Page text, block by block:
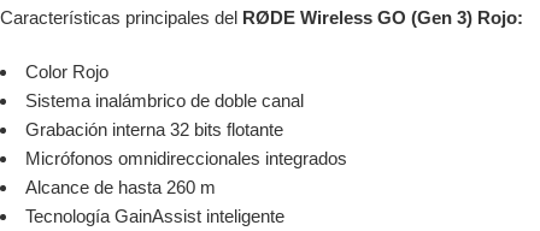
Características principales del RØDE Wireless GO (Gen 3) Rojo:
Color Rojo
Sistema inalámbrico de doble canal
Grabación interna 32 bits flotante
Micrófonos omnidireccionales integrados
Alcance de hasta 260 m
Tecnología GainAssist inteligente